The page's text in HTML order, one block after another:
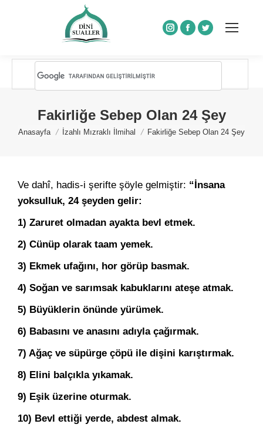
Instagram
Facebook
Twitter
Fakirliğe Sebep Olan 24 Şey
You are here:
Anasayfa İzahlı Mızraklı İlmihal Fakirliğe Sebep Olan 24 Şey
Ve dahî, hadis-i şerifte şöyle gelmiştir: “İnsana
yoksulluk, 24 şeyden gelir:
1) Zaruret olmadan ayakta bevl etmek.
2) Cünüp olarak taam yemek.
3) Ekmek ufağını, hor görüp basmak.
4) Soğan ve sarımsak kabuklarını ateşe atmak.
5) Büyüklerin önünde yürümek.
6) Babasını ve anasını adıyla çağırmak.
7) Ağaç ve süpürge çöpü ile dişini karıştırmak.
8) Elini balçıkla yıkamak.
9) Eşik üzerine oturmak.
10) Bevl ettiği yerde, abdest almak.